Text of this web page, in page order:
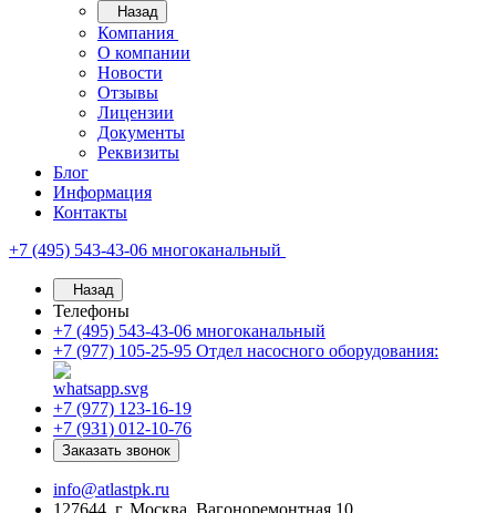
Назад
Компания
О компании
Новости
Отзывы
Лицензии
Документы
Реквизиты
Блог
Информация
Контакты
+7 (495) 543-43-06 многоканальный
Назад
Телефоны
+7 (495) 543-43-06 многоканальный
+7 (977) 105-25-95 Отдел насосного оборудования:
+7 (977) 123-16-19
+7 (931) 012-10-76
Заказать звонок
info@atlastpk.ru
127644, г. Москва, Вагоноремонтная 10